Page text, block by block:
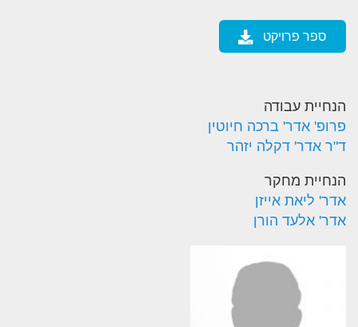
ספר פרויקט
הנחיית עבודה
פרופ' אדר' ברכה חיוטין
ד"ר אדר' דקלה יזהר
הנחיית מחקר
אדר' ליאת אייזן
אדר' אלעד הורן